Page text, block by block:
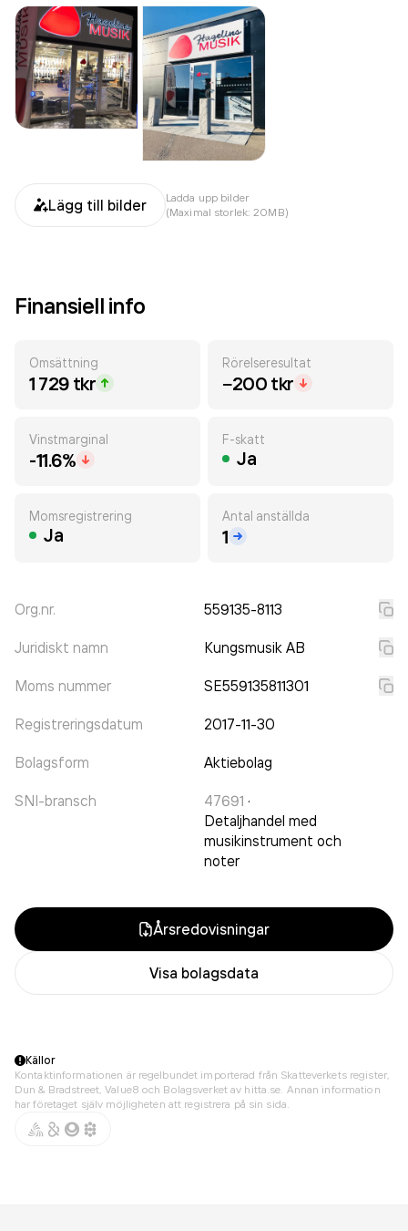
Lägg till bilder
Ladda upp bilder
(Maximal storlek: 20MB)
Finansiell info
Omsättning
1 729 tkr
Rörelseresultat
−200 tkr
Vinstmarginal
-11.6%
F-skatt
Ja
Momsregistrering
Ja
Antal anställda
1
Org.nr. 559135-8113
Juridiskt namn Kungsmusik AB
Moms nummer SE559135811301
Registreringsdatum 2017-11-30
Bolagsform Aktiebolag
SNI-bransch 47691 ·
Detaljhandel med
musikinstrument och
noter
Årsredovisningar
Visa bolagsdata
Källor
Kontaktinformationen är regelbundet importerad från Skatteverkets register,
Dun & Bradstreet, Value8 och Bolagsverket av hitta.se. Annan information
har företaget själv möjligheten att registrera på sin sida.